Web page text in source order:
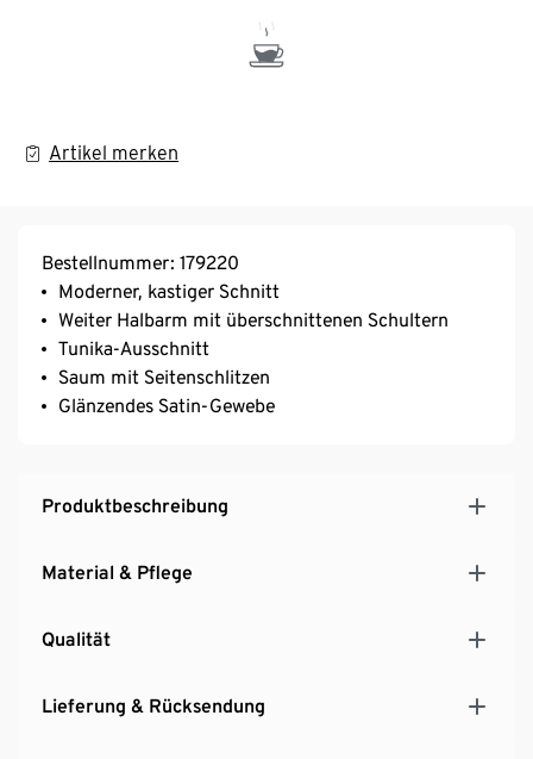
Artikel merken
Bestellnummer: 179220
Moderner, kastiger Schnitt
Weiter Halbarm mit überschnittenen Schultern
Tunika-Ausschnitt
Saum mit Seitenschlitzen
Glänzendes Satin-Gewebe
Produktbeschreibung
Material & Pflege
Qualität
Lieferung & Rücksendung